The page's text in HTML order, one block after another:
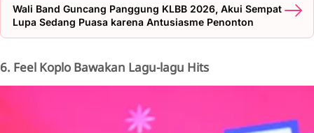
Wali Band Guncang Panggung KLBB 2026, Akui Sempat
Lupa Sedang Puasa karena Antusiasme Penonton
6. Feel Koplo Bawakan Lagu-lagu Hits